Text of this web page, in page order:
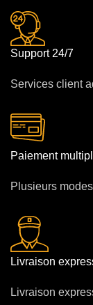
Support 24/7
Services client
Paiement
Plusieurs
Livraison
Livraison